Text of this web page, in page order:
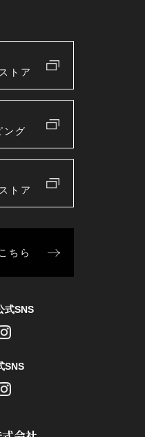
トア
ング
トア
ちら
式SNS
SNS